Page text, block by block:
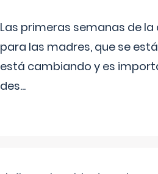
Las primeras semanas de
para las madres, que se
está cambiando y es
des...